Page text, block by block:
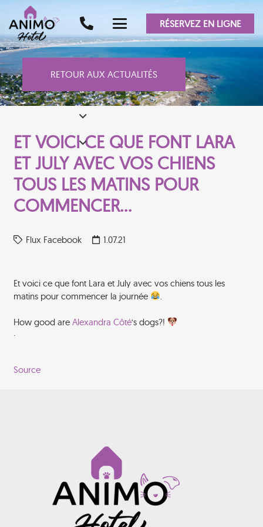
RÉSERVEZ EN LIGNE
RETOUR AUX ACTUALITÉS
ET VOICI CE QUE FONT LARA
ET JULY AVEC VOS CHIENS
TOUS LES MATINS POUR
COMMENCER…
Flux Facebook 1.07.21
Et voici ce que font Lara et July avec vos chiens tous les
matins pour commencer la journée
How good are Alexandra Côté‘s dogs?!
·
Source